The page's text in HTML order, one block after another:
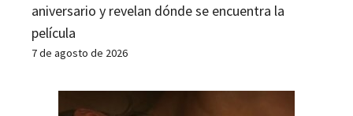
aniversario y revelan dónde se encuentra la
película
7 de agosto de 2026